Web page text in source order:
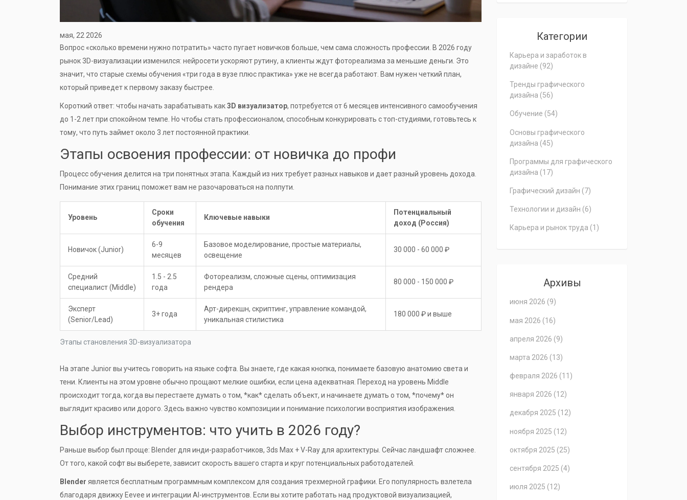
мая, 22 2026
Вопрос «сколько времени нужно потратить» часто пугает новичков больше, чем сама сложность профессии. В 2026 году
рынок 3D-визуализации изменился: нейросети ускоряют рутину, а клиенты ждут фотореализма за меньшие деньги. Это
значит, что старые схемы обучения «три года в вузе плюс практика» уже не всегда работают. Вам нужен четкий план,
который приведет к первому заказу быстрее.
Короткий ответ: чтобы начать зарабатывать как3D визуализатор, потребуется от 6 месяцев интенсивного самообучения
до 1-2 лет при спокойном темпе. Но чтобы стать профессионалом, способным конкурировать с топ-студиями, готовьтесь к
тому, что путь займет около 3 лет постоянной практики.
Этапы освоения профессии: от новичка до профи
Процесс обучения делится на три понятных этапа. Каждый из них требует разных навыков и дает разный уровень дохода.
Понимание этих границ поможет вам не разочароваться на полпути.
Этапы становления 3D-визуализатора
Уровень
Сроки
обучения
Ключевые навыки
Потенциальный
доход (Россия)
Новичок (Junior)
6-9
месяцев
Базовое моделирование, простые материалы,
освещение
30 000 - 60 000 ₽
Средний
специалист (Middle)
1.5 - 2.5
года
Фотореализм, сложные сцены, оптимизация
рендера
80 000 - 150 000 ₽
Эксперт
(Senior/Lead)
3+ года
Арт-дирекшн, скриптинг, управление командой,
уникальная стилистика
180 000 ₽ и выше
На этапе Junior вы учитесь говорить на языке софта. Вы знаете, где какая кнопка, понимаете базовую анатомию света и
тени. Клиенты на этом уровне обычно прощают мелкие ошибки, если цена адекватная. Переход на уровень Middle
происходит тогда, когда вы перестаете думать о том, *как* сделать объект, и начинаете думать о том, *почему* он
выглядит красиво или дорого. Здесь важно чувство композиции и понимание психологии восприятия изображения.
Выбор инструментов: что учить в 2026 году?
Раньше выбор был проще: Blender для инди-разработчиков, 3ds Max + V-Ray для архитектуры. Сейчас ландшафт сложнее.
От того, какой софт вы выберете, зависит скорость вашего старта и круг потенциальных работодателей.
Blender является бесплатным программным комплексом для создания трехмерной графики . Его популярность взлетела
благодаря движку Eevee и интеграции AI-инструментов. Если вы хотите работать над продуктовой визуализацией,
Категории
Карьера и заработок в
дизайне (92)
Тренды графического
дизайна (56)
Обучение (54)
Основы графического
дизайна (45)
Программы для графического
дизайна (17)
Графический дизайн (7)
Технологии и дизайн (6)
Карьера и рынок труда (1)
Архивы
июня 2026 (9)
мая 2026 (16)
апреля 2026 (9)
марта 2026 (13)
февраля 2026 (11)
января 2026 (12)
декабря 2025 (12)
ноября 2025 (12)
октября 2025 (25)
сентября 2025 (4)
июля 2025 (12)